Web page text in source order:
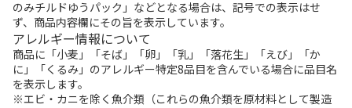
のみチルドゆうパック」などとなる場合は、記号での表示はせ
ず、商品内容欄にその旨を表示しています。
アレルギー情報について
商品に「小麦」「そば」「卵」「乳」「落花生」「えび」「か
に」「くるみ」のアレルギー特定8品目を含んでいる場合に品目名
を表示します。
※エビ・カニを除く魚介類（これらの魚介類を原材料として製造